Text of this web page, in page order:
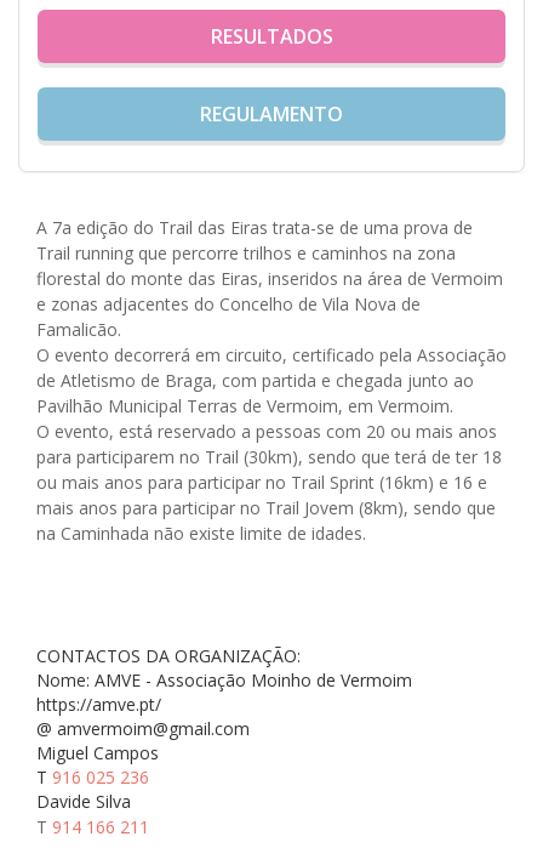
RESULTADOS
REGULAMENTO
A 7a edição do Trail das Eiras trata-se de uma prova de
Trail running que percorre trilhos e caminhos na zona
florestal do monte das Eiras, inseridos na área de Vermoim
e zonas adjacentes do Concelho de Vila Nova de
Famalicão.
O evento decorrerá em circuito, certificado pela Associação
de Atletismo de Braga, com partida e chegada junto ao
Pavilhão Municipal Terras de Vermoim, em Vermoim.
O evento, está reservado a pessoas com 20 ou mais anos
para participarem no Trail (30km), sendo que terá de ter 18
ou mais anos para participar no Trail Sprint (16km) e 16 e
mais anos para participar no Trail Jovem (8km), sendo que
na Caminhada não existe limite de idades.
CONTACTOS DA ORGANIZAÇÃO:
Nome: AMVE - Associação Moinho de Vermoim
https://amve.pt/
@ amvermoim@gmail.com
Miguel Campos
T 916 025 236
Davide Silva
T 914 166 211